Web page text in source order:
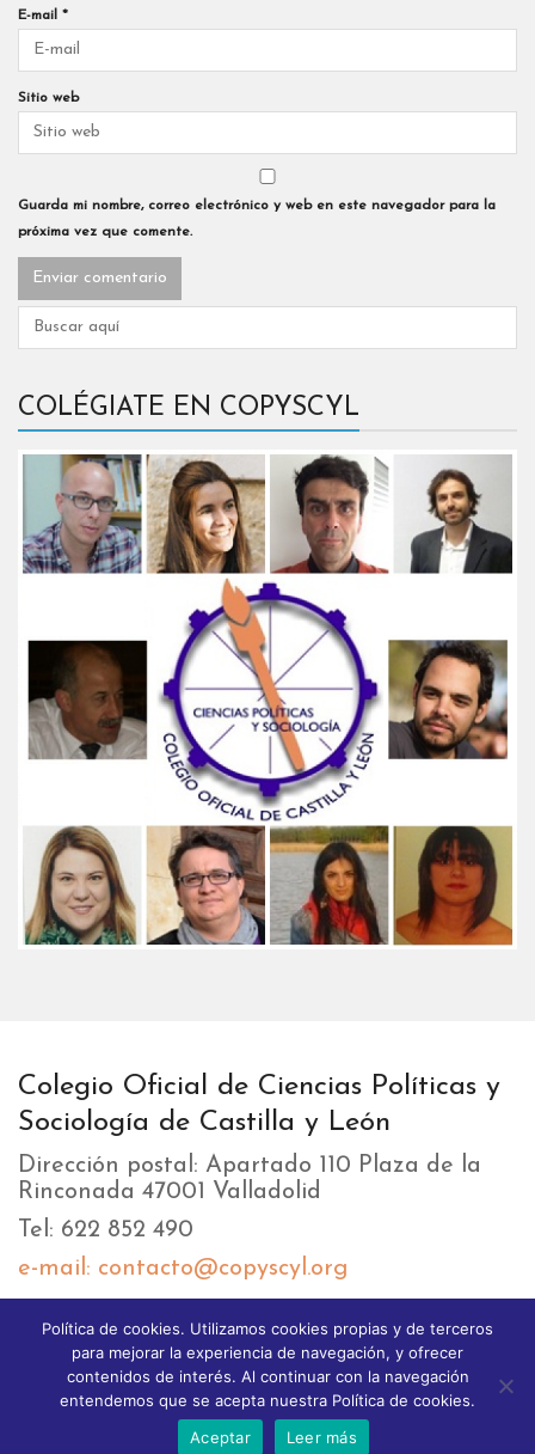
E-mail *
Sitio web
Guarda mi nombre, correo electrónico y web en este navegador para la
próxima vez que comente.
COLÉGIATE EN COPYSCYL
Colegio Oficial de Ciencias Políticas y
Sociología de Castilla y León
Dirección postal: Apartado 110 Plaza de la
Rinconada 47001 Valladolid
Tel: 622 852 490
e-mail: contacto@copyscyl.org
LIKEBOX
© 2025 Copyright GoodStart theme. All Rights reserved.
Política de cookies. Utilizamos cookies propias y de terceros
para mejorar la experiencia de navegación, y ofrecer
contenidos de interés. Al continuar con la navegación
entendemos que se acepta nuestra Política de cookies.
Aceptar
Leer más